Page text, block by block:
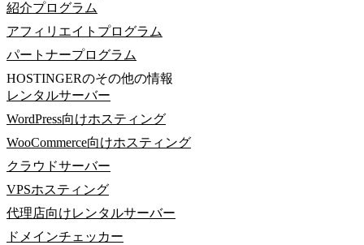
紹介プログラム
アフィリエイトプログラム
パートナープログラム
HOSTINGERのその他の情報
レンタルサーバー
WordPress向けホスティング
WooCommerce向けホスティング
クラウドサーバー
VPSホスティング
代理店向けレンタルサーバー
ドメインチェッカー